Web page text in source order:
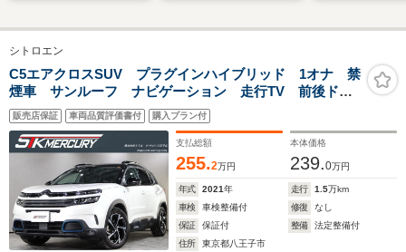
脱防止支援システム/
ドライブレコーダー
純正/Bluetooth接
続/ETC/EBD付ABS
LED/EBD付ABS/横滑
ングストップ/禁煙車
HIDヘッドラ
ランプ スマ
ー プッシュ
ングスイッチ
シトロエン
C5エアクロスSUV プラグインハイブリッド 1オナ 禁
煙車 サンルーフ ナビゲーション 走行TV 前後ドラ
レコ ACC 革シート CarPlay バックカメラ
販売店保証 車両品質評価書付 購入プラン付
支払総額
255.2万円
本体価格
239.0万円
年式 2021年 走行 1.5万km
車検
車検整備付 修復
なし
保証
保証付 整備
法定整備付
住所
東京都八王子市